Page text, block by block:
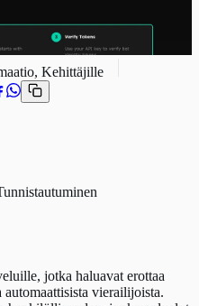
Kehittäjille
jotka haluavat erottaa
vierailijoista.